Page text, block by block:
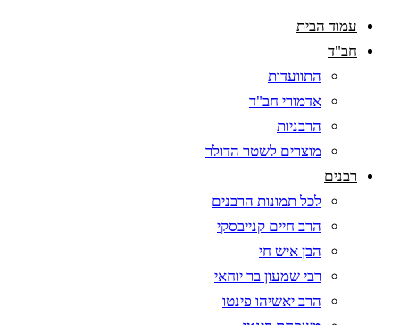
עמוד הבית
חב"ד
התוועדות
אדמורי חב"ד
הרבניות
מוצרים לשטר הדולר
רבנים
לכל תמונות הרבנים
הרב חיים קנייבסקי
הבן איש חי
רבי שמעון בר יוחאי
הרב יאשיהו פינטו